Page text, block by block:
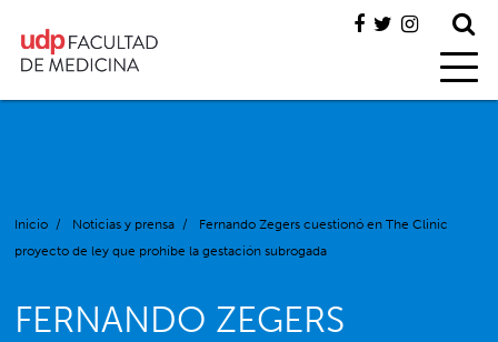
Inicio / Noticias y prensa /
Fernando Zegers cuestionó en The Clinic
proyecto de ley que prohíbe la gestación subrogada
FERNANDO ZEGERS